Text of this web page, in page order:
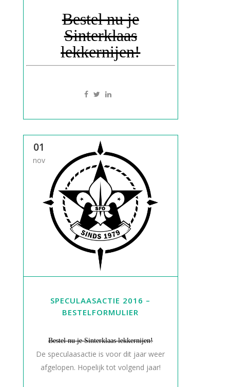
Bestel nu je
Sinterklaas
lekkernijen!
01
nov
SPECULAASACTIE 2016 –
BESTELFORMULIER
Bestel nu je Sinterklaas lekkernijen!
De speculaasactie is voor dit jaar weer
afgelopen. Hopelijk tot volgend jaar!